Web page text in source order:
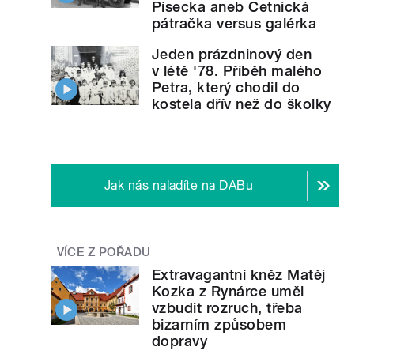
Písecka aneb Četnická
pátračka versus galérka
Jeden prázdninový den
v létě '78. Příběh malého
Petra, který chodil do
kostela dřív než do školky
Jak nás naladíte na DABu
VÍCE Z POŘADU
Extravagantní kněz Matěj
Kozka z Rynárce uměl
vzbudit rozruch, třeba
bizarním způsobem
dopravy